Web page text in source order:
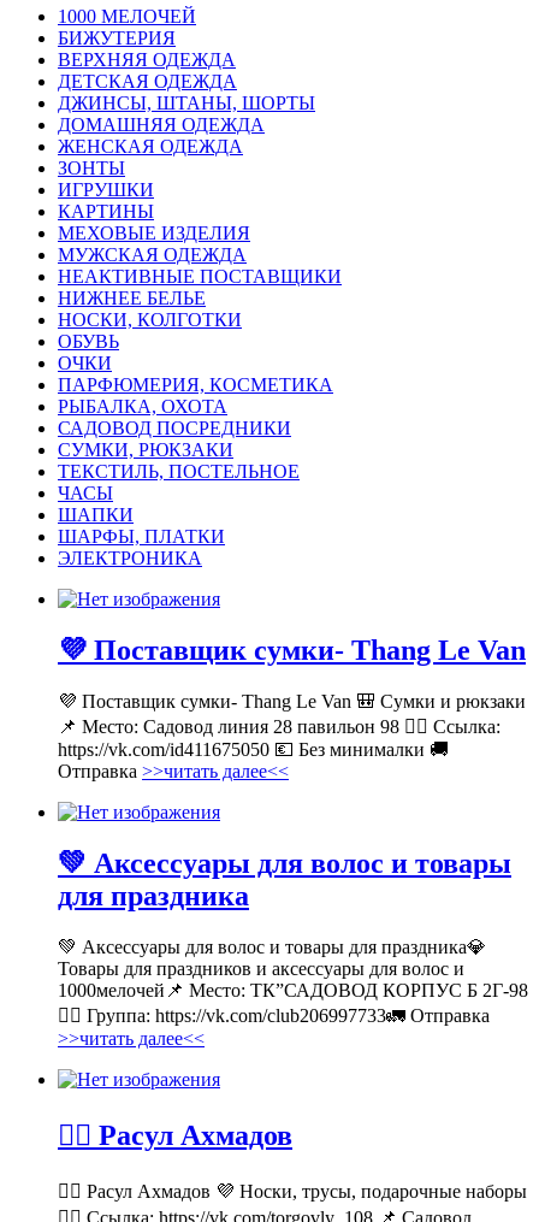
1000 МЕЛОЧЕЙ
БИЖУТЕРИЯ
ВЕРХНЯЯ ОДЕЖДА
ДЕТСКАЯ ОДЕЖДА
ДЖИНСЫ, ШТАНЫ, ШОРТЫ
ДОМАШНЯЯ ОДЕЖДА
ЖЕНСКАЯ ОДЕЖДА
ЗОНТЫ
ИГРУШКИ
КАРТИНЫ
МЕХОВЫЕ ИЗДЕЛИЯ
МУЖСКАЯ ОДЕЖДА
НЕАКТИВНЫЕ ПОСТАВЩИКИ
НИЖНЕЕ БЕЛЬЕ
НОСКИ, КОЛГОТКИ
ОБУВЬ
ОЧКИ
ПАРФЮМЕРИЯ, КОСМЕТИКА
РЫБАЛКА, ОХОТА
САДОВОД ПОСРЕДНИКИ
СУМКИ, РЮКЗАКИ
ТЕКСТИЛЬ, ПОСТЕЛЬНОЕ
ЧАСЫ
ШАПКИ
ШАРФЫ, ПЛАТКИ
ЭЛЕКТРОНИКА
💜 Поставщик сумки- Thang Le Van
💜 Поставщик сумки- Thang Le Van 🎒 Сумки и рюкзаки
📌 Место: Садовод линия 28 павильон 98 👉🏻 Ссылка:
https://vk.com/id411675050 💶 Без минималки 🚚
Отправка >>читать далее<<
💚 Аксессуары для волос и товары
для праздника
💚 Аксессуары для волос и товары для праздника💎
Товары для праздников и аксессуары для волос и
1000мелочей📌 Место: ТК”САДОВОД КОРПУС Б 2Г-98
👉🏻 Группа: https://vk.com/club206997733🚛 Отправка
>>читать далее<<
💁‍♂ Расул Ахмадов
💁‍♂ Расул Ахмадов 💜 Носки, трусы, подарочные наборы